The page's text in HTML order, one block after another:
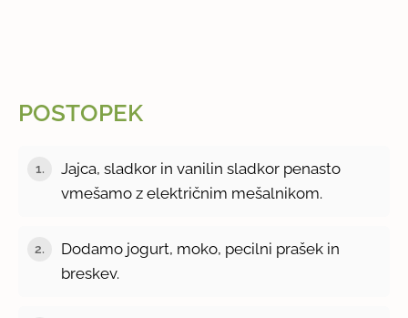
POSTOPEK
1.
Jajca, sladkor in vanilin sladkor penasto
vmešamo z električnim mešalnikom.
2.
Dodamo jogurt, moko, pecilni prašek in
breskev.